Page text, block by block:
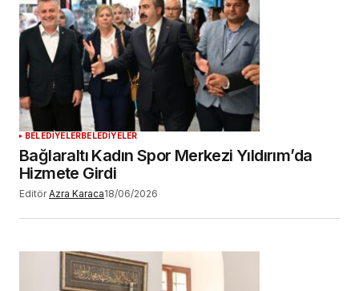
YORUM GÖNDER
BELEDİYELERBELEDİYELER
Bağlaraltı Kadın Spor Merkezi Yıldırım’da
Hizmete Girdi
Editör Azra Karaca18/06/2026